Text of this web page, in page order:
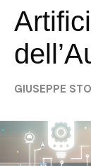
GIUSEPPE